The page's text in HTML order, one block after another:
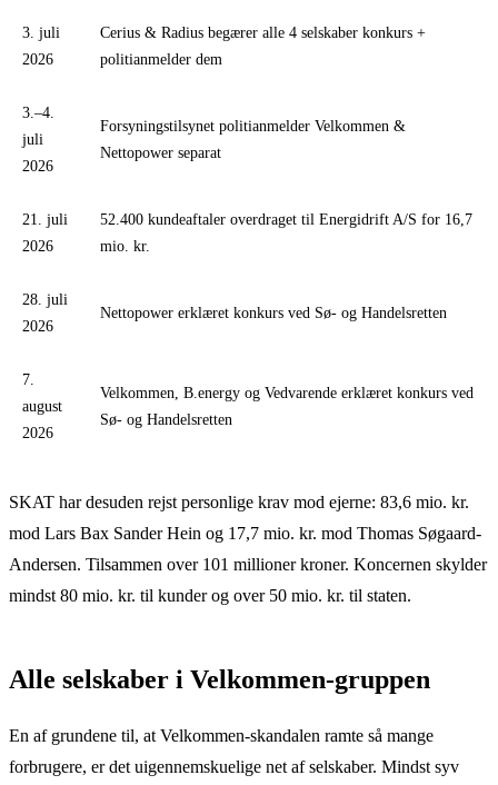
3. juli
2026
Cerius & Radius begærer alle 4 selskaber konkurs +
politianmelder dem
3.–4.
juli
2026
Forsyningstilsynet politianmelder Velkommen &
Nettopower separat
21. juli
2026
52.400 kundeaftaler overdraget til Energidrift A/S for 16,7
mio. kr.
28. juli
2026
Nettopower erklæret konkurs ved Sø- og Handelsretten
7.
august
2026
Velkommen, B.energy og Vedvarende erklæret konkurs ved
Sø- og Handelsretten
SKAT har desuden rejst personlige krav mod ejerne: 83,6 mio. kr.
mod Lars Bax Sander Hein og 17,7 mio. kr. mod Thomas Søgaard-
Andersen. Tilsammen over 101 millioner kroner. Koncernen skylder
mindst 80 mio. kr. til kunder og over 50 mio. kr. til staten.
Alle selskaber i Velkommen-gruppen
En af grundene til, at Velkommen-skandalen ramte så mange
forbrugere, er det uigennemskuelige net af selskaber. Mindst syv